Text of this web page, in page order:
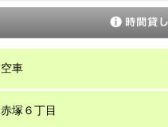
空車
赤塚６丁目